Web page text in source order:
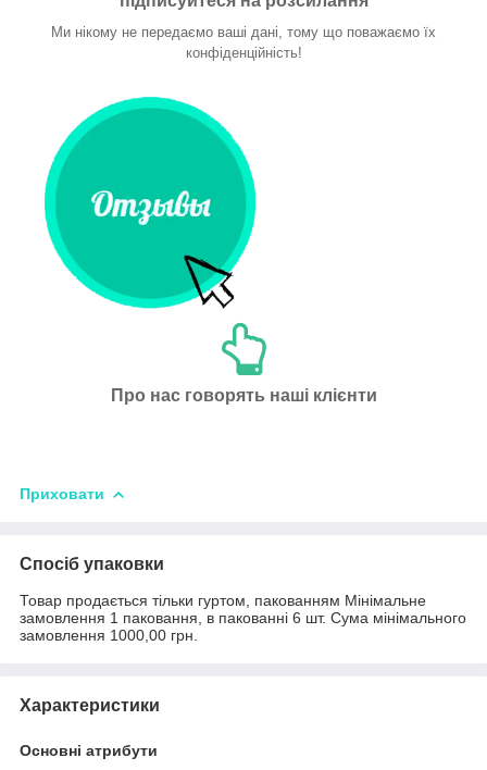
Ми нікому не передаємо ваші дані, тому що поважаємо їх
конфіденційність!
Про нас говорять наші клієнти
Приховати
Спосіб упаковки
Товар продається тільки гуртом, пакованням Мінімальне
замовлення 1 паковання, в пакованні 6 шт. Сума мінімального
замовлення 1000,00 грн.
Характеристики
Основні атрибути